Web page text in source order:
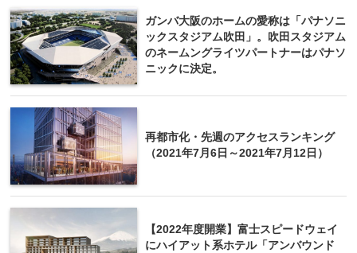
ガンバ大阪のホームの愛称は「パナソニ
ックスタジアム吹田」。吹田スタジアム
のネームングライツパートナーはパナソ
ニックに決定。
再都市化・先週のアクセスランキング
（2021年7月6日～2021年7月12日）
【2022年度開業】富士スピードウェイ
にハイアット系ホテル「アンバウンド